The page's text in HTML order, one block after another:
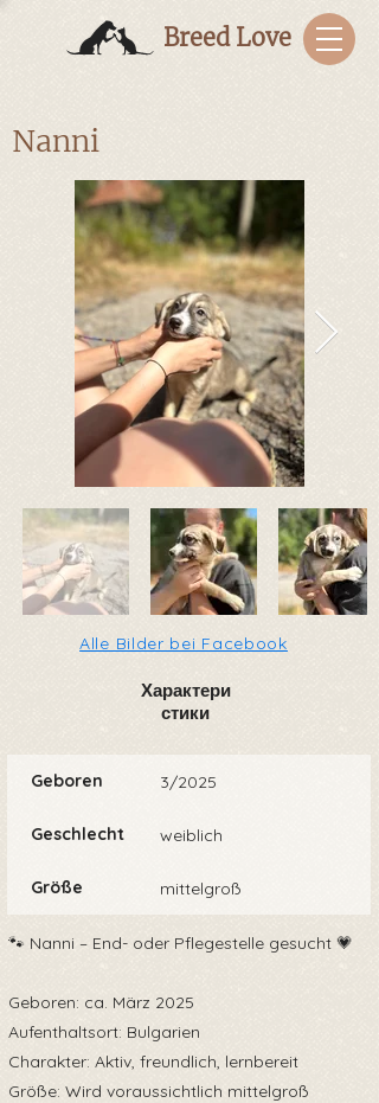
Breed Love
Nanni
Alle Bilder bei Facebook
Характери
стики
Geboren 3/2025
Geschlecht weiblich
Größe mittelgroß
🐾 Nanni – End- oder Pflegestelle gesucht 💗
Geboren: ca. März 2025
Aufenthaltsort: Bulgarien
Charakter: Aktiv, freundlich, lernbereit
Größe: Wird voraussichtlich mittelgroß